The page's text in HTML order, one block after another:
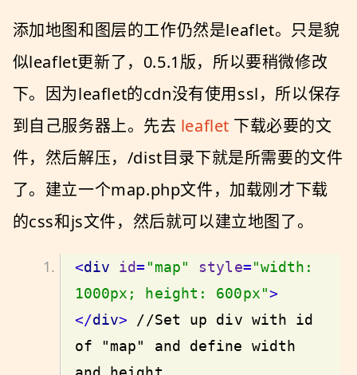
添加地图和图层的工作仍然是leaflet。只是貌
似leaflet更新了，0.5.1版，所以要稍微修改
下。因为leaflet的cdn没有使用ssl，所以保存
到自己服务器上。先去 leaflet 下载必要的文
件，然后解压，/dist目录下就是所需要的文件
了。建立一个map.php文件，加载刚才下载
的css和js文件，然后就可以建立地图了。
<div id= "map" style="width:
1000px; height: 600px">
</div> //Set up div with id
of "map" and define width